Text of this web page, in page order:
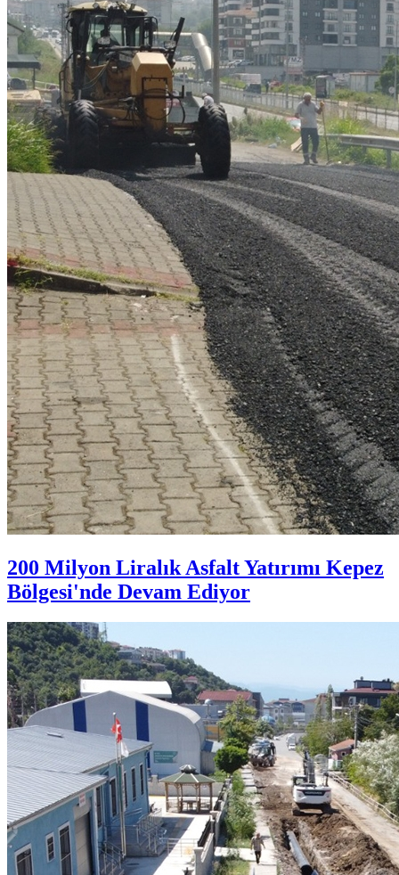
200 Milyon Liralık Asfalt Yatırımı Kepez
Bölgesi'nde Devam Ediyor